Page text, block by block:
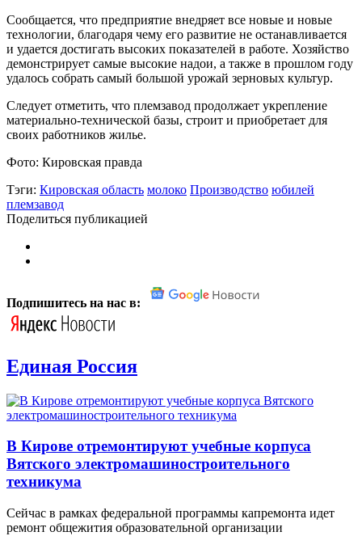
Сообщается, что предприятие внедряет все новые и новые
технологии, благодаря чему его развитие не останавливается
и удается достигать высоких показателей в работе. Хозяйство
демонстрирует самые высокие надои, а также в прошлом году
удалось собрать самый большой урожай зерновых культур.
Следует отметить, что племзавод продолжает укрепление
материально-технической базы, строит и приобретает для
своих работников жилье.
Фото: Кировская правда
Тэги: Кировская область молоко Производство юбилей
племзавод
Поделиться публикацией
Подпишитесь на нас в:
Единая Россия
В Кирове отремонтируют учебные корпуса
Вятского электромашиностроительного
техникума
Сейчас в рамках федеральной программы капремонта идет
ремонт общежития образовательной организации